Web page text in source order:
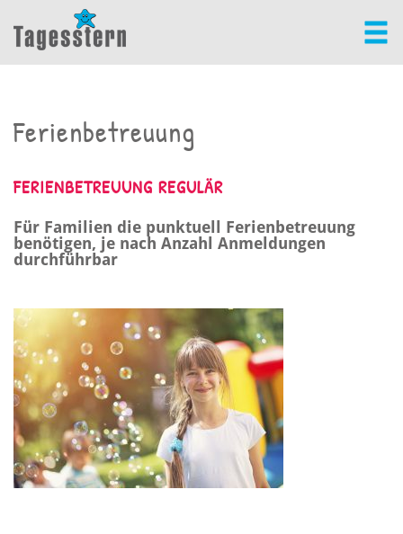
Ferienbetreuung
FERIENBETREUUNG REGULÄR
Für Familien die punktuell Ferienbetreuung
benötigen, je nach Anzahl Anmeldungen
durchführbar